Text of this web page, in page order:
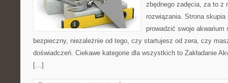
zbędnego zadęcia, za to z
rozwiązania. Strona
prowadzić swoje akwarium
bezpieczny, niezależnie od tego, czy startujesz od zera, czy
doświadczeń. Ciekawe kategorie dla wszystkich to Zakładanie
[…]